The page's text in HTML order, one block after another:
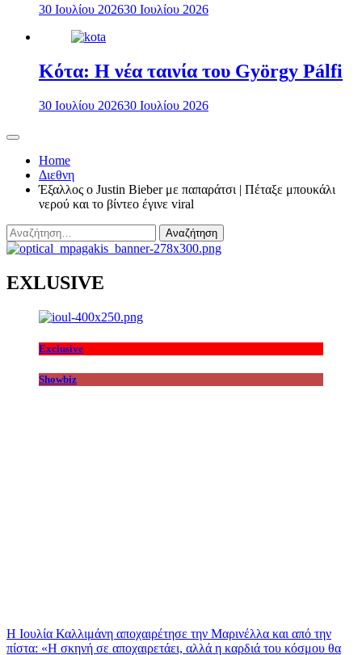
30 Ιουλίου 202630 Ιουλίου 2026
Κότα: Η νέα ταινία του György Pálfi
30 Ιουλίου 202630 Ιουλίου 2026
Home
Διεθνη
Έξαλλος o Justin Bieber με παπαράτσι | Πέταξε μπουκάλι
νερού και το βίντεο έγινε viral
Αναζήτηση
για:
EXLUSIVE
Exclusive
Showbiz
Η Ιουλία Καλλιμάνη αποχαιρέτησε την Μαρινέλλα και από την
πίστα: «H σκηνή σε αποχαιρετάει, αλλά η καρδιά του κόσμου θα